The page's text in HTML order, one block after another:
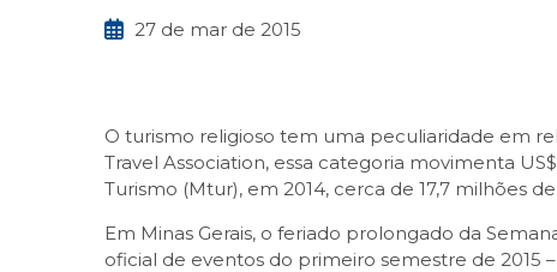
27 de mar de 2015
O turismo religioso tem uma peculiaridade em
Travel Association, essa categoria movimenta
Turismo (Mtur), em 2014, cerca de 17,7 milhões
Em Minas Gerais, o feriado prolongado da
oficial de eventos do primeiro semestre de 2015